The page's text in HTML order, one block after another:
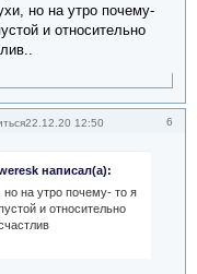
но на утро почему-
и относительно
6
22.12.20 12:50
написал(а):
, но на утро почему- то я
и относительно